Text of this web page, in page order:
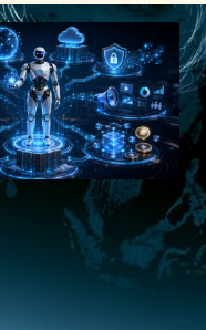
ロボット代理店
か｜プレスリリー
る”信頼設計”の論
AI